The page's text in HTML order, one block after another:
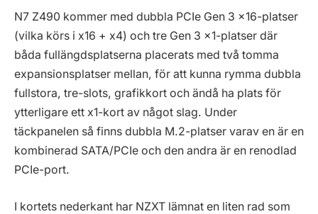
N7 Z490 kommer med dubbla PCIe Gen 3 x16-platser
(vilka körs i x16 + x4) och tre Gen 3 x1-platser där
båda fullängdsplatserna placerats med två tomma
expansionsplatser mellan, för att kunna rymma dubbla
fullstora, tre-slots, grafikkort och ändå ha plats för
ytterligare ett x1-kort av något slag. Under
täckpanelen så finns dubbla M.2-platser varav en är en
kombinerad SATA/PCIe och den andra är en renodlad
PCIe-port.
I kortets nederkant har NZXT lämnat en liten rad som